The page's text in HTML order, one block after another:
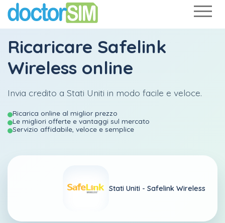
Ricaricare Safelink
Wireless online
Invia credito a Stati Uniti in modo facile e veloce.
Ricarica online al miglior prezzo
Le migliori offerte e vantaggi sul mercato
Servizio affidabile, veloce e semplice
Stati Uniti - Safelink Wireless